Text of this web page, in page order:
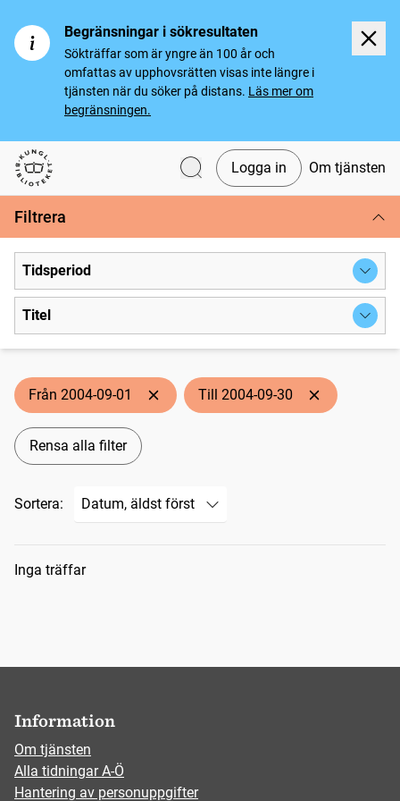
Begränsningar i sökresultaten
Sökträffar som är yngre än 100 år och
omfattas av upphovsrätten visas inte längre i
tjänsten när du söker på distans. Läs mer om
begränsningen.
Svenska tidningar
Logga in Om tjänsten
Filtrera
Tidsperiod
Titel
Från 2004-09-01 Till 2004-09-30
Rensa alla filter
Sortera:
Sökresultat
Inga träffar
Information
Om tjänsten
Alla tidningar A-Ö
Hantering av personuppgifter